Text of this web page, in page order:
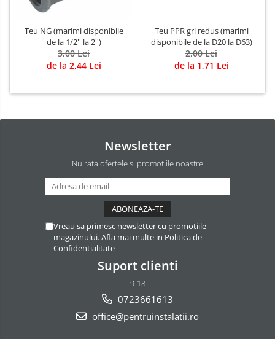
Teu NG (marimi disponibile
de la 1/2'' la 2'')
3,00 Lei
de la 2,44 Lei
Teu PPR gri redus (marimi
disponibile de la D20 la D63)
2,00 Lei
de la 1,71 Lei
Newsletter
Nu rata ofertele si promotiile noastre
Vreau sa primesc newsletter cu promotiile
magazinului. Afla mai multe in Politica de
Confidentialitate
Suport clienti
9-18
0723661613
office@pentruinstalatii.ro